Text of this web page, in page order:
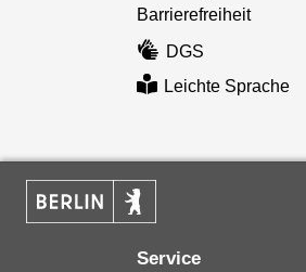
Barrierefreiheit
DGS
Leichte Sprache
Service